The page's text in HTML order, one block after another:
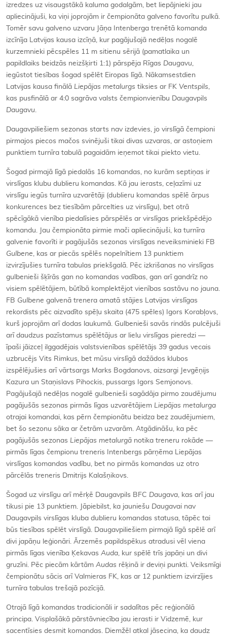
izredzes uz visaugstākā kaluma godalgām, bet liepājnieki jau
apliecinājuši, ka viņi joprojām ir čempionāta galveno favorītu pulkā.
Tomēr savu galveno uzvaru Jāņa Intenberga trenētā komanda
izcīnīja Latvijas kausa izcīņā, kur pagājušajā nedēļas nogalē
kurzemnieki pēcspēles 11 m sitienu sērijā (pamatlaika un
papildlaiks beidzās neizšķirti 1:1) pārspēja Rīgas Daugavu,
iegūstot tiesības šogad spēlēt Eiropas līgā. Nākamsestdien
Latvijas kausa finālā Liepājas metalurgs tiksies ar FK Ventspils,
kas pusfinālā ar 4:0 sagrāva valsts čempionvienību Daugavpils
Daugavu.
Daugavpiliešiem sezonas starts nav izdevies, jo virslīgā čempioni
pirmajos piecos mačos svinējuši tikai divas uzvaras, ar astoņiem
punktiem turnīra tabulā pagaidām ieņemot tikai piekto vietu.
Šogad pirmajā līgā piedalās 16 komandas, no kurām septiņas ir
virslīgas klubu dublieru komandas. Kā jau ierasts, ceļazīmi uz
virslīgu iegūs turnīra uzvarētāji (dublieru komandas spēlē ārpus
konkurences bez tiesībām pārcelties uz virslīgu), bet otrā
spēcīgākā vienība piedalīsies pārspēlēs ar virslīgas priekšpēdējo
komandu. Jau čempionāta pirmie mači apliecinājuši, ka turnīra
galvenie favorīti ir pagājušās sezonas virslīgas neveiksminieki FB
Gulbene, kas ar piecās spēlēs nopelnītiem 13 punktiem
izvirzījušies turnīra tabulas priekšgalā. Pēc izkrišanas no virslīgas
gulbenieši šķīrās gan no komandas vadības, gan arī gandrīz no
visiem spēlētājiem, būtībā komplektējot vienības sastāvu no jauna.
FB Gulbene galvenā trenera amatā stājies Latvijas virslīgas
rekordists pēc aizvadīto spēļu skaita (475 spēles) Igors Korabļovs,
kurš joprojām arī dodas laukumā. Gulbenieši savās rindās pulcējuši
arī daudzus pazīstamus spēlētājus ar lielu virslīgas pieredzi —
īpaši jāizceļ ilggadējais valstsvienības spēlētājs 39 gadus vecais
uzbrucējs Vits Rimkus, bet mūsu virslīgā dažādos klubos
izspēlējušies arī vārtsargs Marks Bogdanovs, aizsargi Jevgēņijs
Kazura un Staņislavs Pihockis, pussargs Igors Semjonovs.
Pagājušajā nedēļas nogalē gulbenieši sagādāja pirmo zaudējumu
pagājušās sezonas pirmās līgas uzvarētājiem Liepājas metalurga
otrajai komandai, kas pērn čempionātu beidza bez zaudējumiem,
bet šo sezonu sāka ar četrām uzvarām. Atgādināšu, ka pēc
pagājušās sezonas Liepājas metalurgā notika treneru rokāde —
pirmās līgas čempionu treneris Intenbergs pārņēma Liepājas
virslīgas komandas vadību, bet no pirmās komandas uz otro
pārcēlās treneris Dmitrijs Kalašņikovs.
Šogad uz virslīgu arī mērķē Daugavpils BFC Daugava, kas arī jau
tikusi pie 13 punktiem. Jāpiebilst, ka jauniešu Daugavai nav
Daugavpils virslīgas kluba dublieru komandas statusa, tāpēc tai
būs tiesības spēlēt virslīgā. Daugavpiliešiem pirmajā līgā spēlē arī
divi japāņu leģionāri. Ārzemēs papildspēkus atradusi vēl viena
pirmās līgas vienība Ķekavas Auda, kur spēlē trīs japāņi un divi
gruzīni. Pēc piecām kārtām Audas rēķinā ir deviņi punkti. Veiksmīgi
čempionātu sācis arī Valmieras FK, kas ar 12 punktiem izvirzījies
turnīra tabulas trešajā pozīcijā.
Otrajā līgā komandas tradicionāli ir sadalītas pēc reģionālā
principa. Visplašākā pārstāvniecība jau ierasti ir Vidzemē, kur
sacentīsies desmit komandas. Diemžēl atkal jāsecina, ka daudz